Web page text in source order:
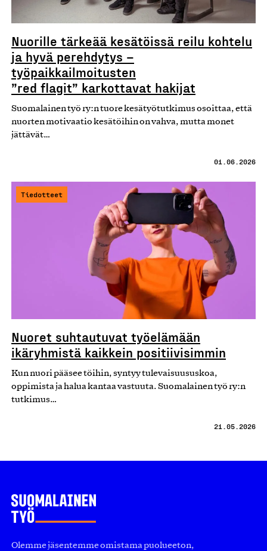
Nuorille tärkeää kesätöissä reilu kohtelu
ja hyvä perehdytys –
työpaikkailmoitusten
”red flagit” karkottavat hakijat
Suomalainen työ ry:n tuore kesätyötutkimus osoittaa, että
nuorten motivaatio kesätöihin on vahva, mutta monet
jättävät…
01.06.2026
Tiedotteet
Nuoret suhtautuvat työelämään
ikäryhmistä kaikkein positiivisimmin
Kun nuori pääsee töihin, syntyy tulevaisuususkoa,
oppimista ja halua kantaa vastuuta. Suomalainen työ ry:n
tutkimus…
21.05.2026
Olemme jäsentemme omistama puolueeton,